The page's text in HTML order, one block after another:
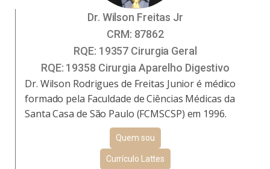
Dr. Wilson Freitas Jr
CRM: 87862
RQE: 19357 Cirurgia Geral
RQE: 19358 Cirurgia Aparelho Digestivo
Dr. Wilson Rodrigues de Freitas Junior é médico
formado pela Faculdade de Ciências Médicas da
Santa Casa de São Paulo (FCMSCSP) em 1996.
Quem sou
Currículo Lattes